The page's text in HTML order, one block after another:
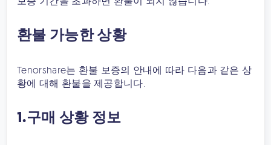
환불 가능한 상황
Tenorshare는 환불 보증의 안내에 따라 다음과 같은 상
황에 대해 환불을 제공합니다.
1.구매 상황 정보